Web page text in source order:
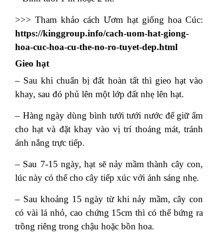
>>> Tham khảo cách Ươm hạt giống hoa Cúc:
https://kinggroup.info/cach-uom-hat-giong-
hoa-cuc-hoa-cu-the-no-ro-tuyet-dep.html
Gieo hạt
– Sau khi chuẩn bị đất hoàn tất thì gieo hạt vào
khay, sau đó phủ lên một lớp đất nhẹ lên hạt.
– Hàng ngày dùng bình tưới tưới nước để giữ ẩm
cho hạt và đặt khay vào vị trí thoáng mát, tránh
ánh nắng trực tiếp.
– Sau 7-15 ngày, hạt sẽ nảy mầm thành cây con,
lúc này có thể cho cây tiếp xúc với ánh sáng nhẹ.
– Sau khoảng 15 ngày từ khi nảy mầm, cây con
có vài lá nhỏ, cao chứng 15cm thì có thể bứng ra
trồng riêng trong chậu hoặc bồn hoa.